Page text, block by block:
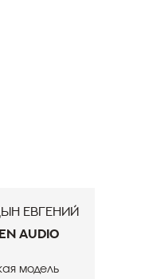
Евгений
Audio
модель